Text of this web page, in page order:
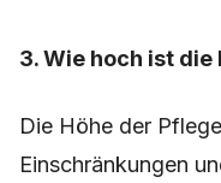
3. Wie hoch ist
Die Höhe der
Einschränkungen